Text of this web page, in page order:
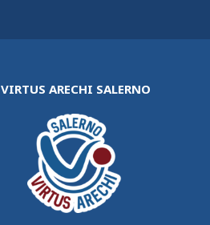
VIRTUS ARECHI SALERNO